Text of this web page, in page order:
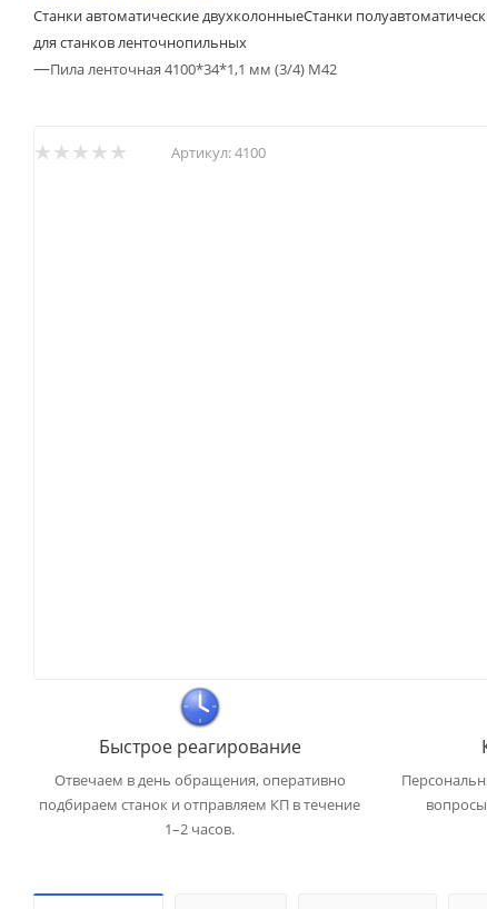
Станки автоматические двухколонныеСтанки
для станков ленточнопильных
—Пила ленточная 4100*34*1,1 мм (3/4) М42
Артикул:4100
Быстрое реагирование
Отвечаем в день обращения, оперативно
подбираем станок и отправляем КП в течение
1–2 часов.